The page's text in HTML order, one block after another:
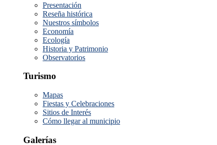
Presentación
Reseña histórica
Nuestros símbolos
Economía
Ecología
Historia y Patrimonio
Observatorios
Turismo
Mapas
Fiestas y Celebraciones
Sitios de Interés
Cómo llegar al municipio
Galerías